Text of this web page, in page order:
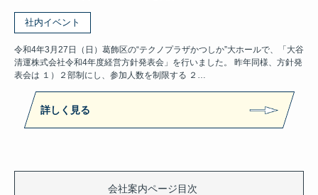
社内イベント
令和4年3月27日（日）葛飾区の“テクノプラザかつしか”大ホールで、「大谷
清運株式会社令和4年度経営方針発表会」を行いました。 昨年同様、方針発
表会は １）２部制にし、参加人数を制限する ２…
詳しく見る
会社案内ページ目次